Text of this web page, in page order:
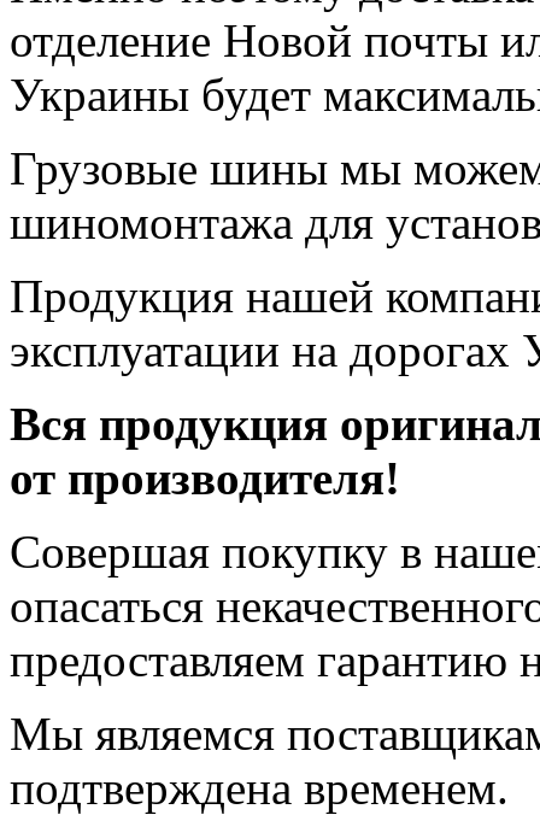
отделение Новой почты
Украины будет
Грузовые шины мы
шиномонтажа для
Продукция нашей
эксплуатации на
Вся продукция
от производителя!
Совершая покупку в
опасаться
предоставляем
Мы являемся
подтверждена временем.